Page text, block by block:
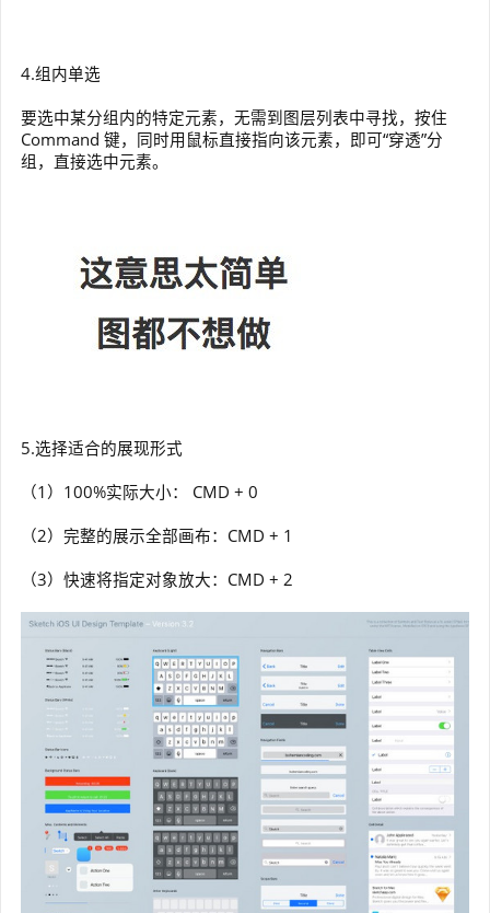
4.组内单选
要选中某分组内的特定元素，无需到图层列表中寻找，按住
Command 键，同时用鼠标直接指向该元素，即可“穿透”分
组，直接选中元素。
5.选择适合的展现形式
（1）100%实际大小： CMD + 0
（2）完整的展示全部画布：CMD + 1
（3）快速将指定对象放大：CMD + 2